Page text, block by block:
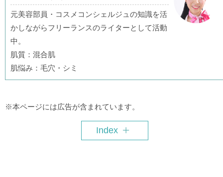
元美容部員・コスメコンシェルジュの知識を活
かしながらフリーランスのライターとして活動
中。
肌質：混合肌
肌悩み：毛穴・シミ
※本ページには広告が含まれています。
Index